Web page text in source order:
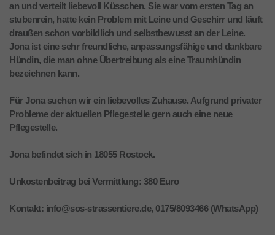
an und verteilt liebevoll Küsschen. Sie war vom ersten Tag an
stubenrein, hatte kein Problem mit Leine und Geschirr und läuft
draußen schon vorbildlich und selbstbewusst an der Leine.
Jona ist eine sehr freundliche, anpassungsfähige und dankbare
Hündin, die man ohne Übertreibung als eine Traumhündin
bezeichnen kann.
Für Jona suchen wir ein liebevolles Zuhause. Aufgrund privater
Probleme der aktuellen Pflegestelle gern auch eine neue
Pflegestelle.
Jona befindet sich in 18055 Rostock.
Unkostenbeitrag bei Vermittlung: 380 Euro
Kontakt: info@sos-strassentiere.de, 0175/8093466 (WhatsApp)